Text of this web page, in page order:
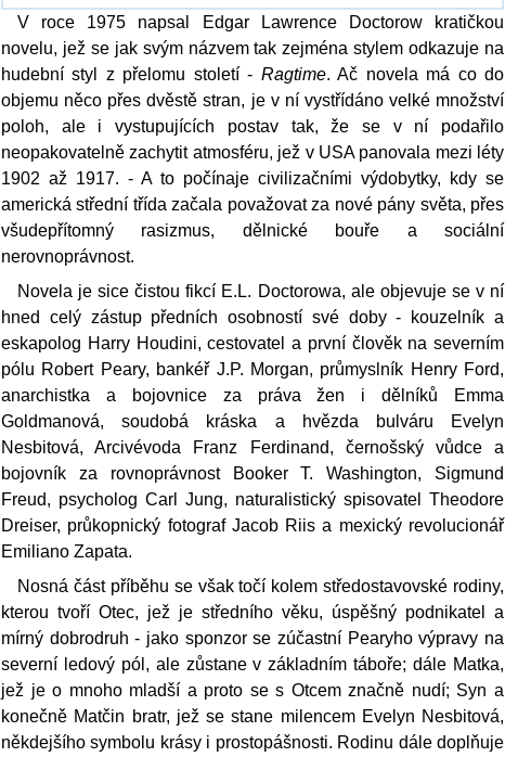
V roce 1975 napsal Edgar Lawrence Doctorow kratičkou
novelu, jež se jak svým názvem tak zejména stylem odkazuje na
hudební styl z přelomu století - Ragtime. Ač novela má co do
objemu něco přes dvěstě stran, je v ní vystřídáno velké množství
poloh, ale i vystupujících postav tak, že se v ní podařilo
neopakovatelně zachytit atmosféru, jež v USA panovala mezi léty
1902 až 1917. - A to počínaje civilizačními výdobytky, kdy se
americká střední třída začala považovat za nové pány světa, přes
všudepřítomný rasizmus, dělnické bouře a sociální
nerovnoprávnost.
Novela je sice čistou fikcí E.L. Doctorowa, ale objevuje se v ní
hned celý zástup předních osobností své doby - kouzelník a
eskapolog Harry Houdini, cestovatel a první člověk na severním
pólu Robert Peary, bankéř J.P. Morgan, průmyslník Henry Ford,
anarchistka a bojovnice za práva žen i dělníků Emma
Goldmanová, soudobá kráska a hvězda bulváru Evelyn
Nesbitová, Arcivévoda Franz Ferdinand, černošský vůdce a
bojovník za rovnoprávnost Booker T. Washington, Sigmund
Freud, psycholog Carl Jung, naturalistický spisovatel Theodore
Dreiser, průkopnický fotograf Jacob Riis a mexický revolucionář
Emiliano Zapata.
Nosná část příběhu se však točí kolem středostavovské rodiny,
kterou tvoří Otec, jež je středního věku, úspěšný podnikatel a
mírný dobrodruh - jako sponzor se zúčastní Pearyho výpravy na
severní ledový pól, ale zůstane v základním táboře; dále Matka,
jež je o mnoho mladší a proto se s Otcem značně nudí; Syn a
konečně Matčin bratr, jež se stane milencem Evelyn Nesbitová,
někdejšího symbolu krásy i prostopášnosti. Rodinu dále doplňuje